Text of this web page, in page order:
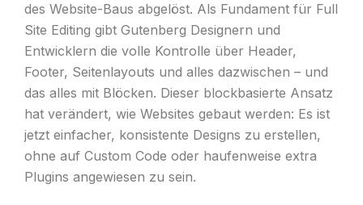
des Website-Baus abgelöst. Als Fundament für Full
Site Editing gibt Gutenberg Designern und
Entwicklern die volle Kontrolle über Header,
Footer, Seitenlayouts und alles dazwischen – und
das alles mit Blöcken. Dieser blockbasierte Ansatz
hat verändert, wie Websites gebaut werden: Es ist
jetzt einfacher, konsistente Designs zu erstellen,
ohne auf Custom Code oder haufenweise extra
Plugins angewiesen zu sein.